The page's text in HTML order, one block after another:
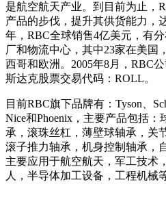
是航空航天产业。到目前为止，
产品的步伐，提升其供货能力，
年，RBC全球销售4亿美元，有
厂和物流中心，其中23家在美国
西哥和欧洲。2005年8月，RBC
斯达克股票交易代码：ROLL。
目前RBC旗下品牌有：Tyson、
Nice和Phoenix，主要产品包括
承，滚珠丝杠，薄壁球轴承，关
滚子推力轴承，机身控制轴承，
主要应用于航空航天，军工技术
人，半导体加工设备，工程机械